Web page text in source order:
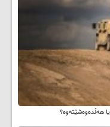
هەڵدەوەشێتەوە؟